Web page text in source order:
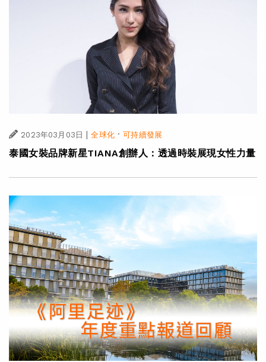
2023年03月03日 | 全球化·可持續發展
泰國女裝品牌新星TIANA創辦人：透過時裝展現女性力量